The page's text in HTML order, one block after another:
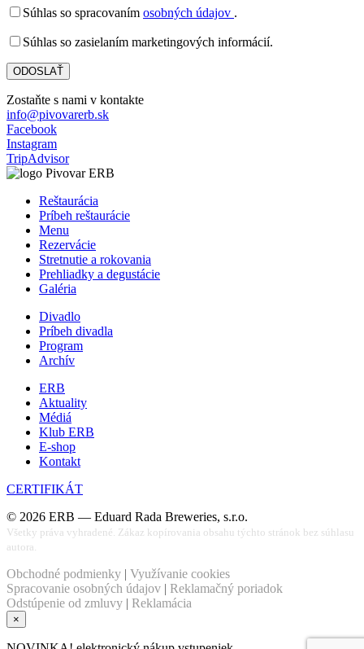
Súhlas so spracovaním osobných údajov .
Súhlas so zasielaním marketingových informácií.
Zostaňte s nami v kontakte
info@pivovarerb.sk
Facebook
Instagram
TripAdvisor
Reštaurácia
Príbeh reštaurácie
Menu
Rezervácie
Stretnutie a rokovania
Prehliadky a degustácie
Galéria
Divadlo
Príbeh divadla
Program
Archív
ERB
Aktuality
Médiá
Klub ERB
E-shop
Kontakt
CERTIFIKÁT
© 2026 ERB — Eduard Rada Breweries, s.r.o.
Všetky práva vyhradené. Zákaz kopírovania obsahu týchto stránok bez súhlasu
autora.
Obchodné podmienky | Využívanie cookies
Spracovanie osobných údajov | Reklamačný poriadok
Odstúpenie od zmluvy | Reklamácia
×